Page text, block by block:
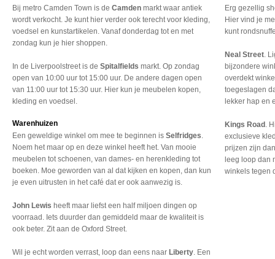
Bij metro Camden Town is de Camden markt waar antiek
wordt verkocht. Je kunt hier verder ook terecht voor kleding,
voedsel en kunstartikelen. Vanaf donderdag tot en met
zondag kun je hier shoppen.
In de Liverpoolstreet is de Spitalfields markt. Op zondag
open van 10:00 uur tot 15:00 uur. De andere dagen open
van 11:00 uur tot 15:30 uur. Hier kun je meubelen kopen,
kleding en voedsel.
Warenhuizen
Een geweldige winkel om mee te beginnen is Selfridges.
Noem het maar op en deze winkel heeft het. Van mooie
meubelen tot schoenen, van dames- en herenkleding tot
boeken. Moe geworden van al dat kijken en kopen, dan kun
je even uitrusten in het café dat er ook aanwezig is.
John Lewis heeft maar liefst een half miljoen dingen op
voorraad. Iets duurder dan gemiddeld maar de kwaliteit is
ook beter. Zit aan de Oxford Street.
Wil je echt worden verrast, loop dan eens naar Liberty. Een
Erg gezellig
Hier vind je
kunt
Neal Street.
bijzondere
overdekt
toegeslagen
lekker hap en
Kings Road .
exclusieve
prijzen zijn
leeg loop dan
winkels tegen